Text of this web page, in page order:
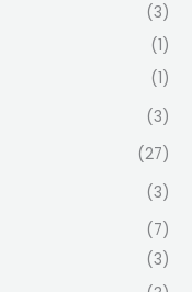
(3)
(1)
(1)
(3)
(27)
(3)
(7)
(3)